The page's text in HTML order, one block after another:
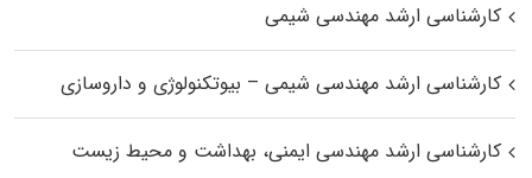
کارشناسی ارشد مهندسی شیمی
کارشناسی ارشد مهندسی شیمی – بیوتکنولوژی و داروسازی
کارشناسی ارشد مهندسی ایمنی، بهداشت و محیط زیست